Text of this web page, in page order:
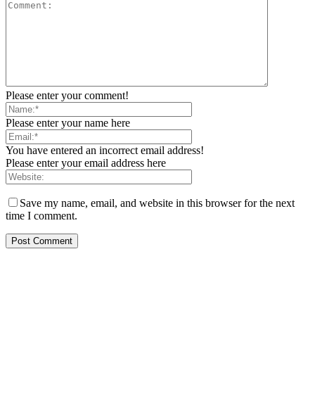
Please enter your comment!
Please enter your name here
You have entered an incorrect email address!
Please enter your email address here
Save my name, email, and website in this browser for the next
time I comment.